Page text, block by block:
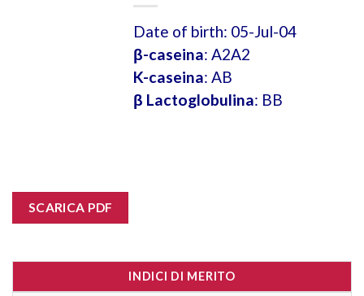
Date of birth: 05-Jul-04
β-caseina: A2A2
K-caseina: AB
β Lactoglobulina: BB
SCARICA PDF
INDICI DI MERITO